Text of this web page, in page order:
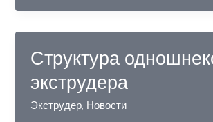
при
Структура
экструдера
Экструдер, Новости